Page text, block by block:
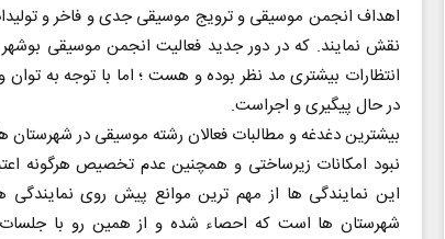
اهداف انجمن موسیقی و ترویج موسیقی جدی و فاخر و
نقش نمایند. که در دور جدید فعالیت انجمن موسیقی
انتظارات بیشتری مد نظر بوده و هست ؛ اما با توجه به
در حال پیگیری و اجراست.
بیشترین دغدغه و مطالبات فعالان رشته موسیقی در شهرستان
نبود امکانات زیرساختی و همچنین عدم تخصیص هرگونه
این نمایندگی ها از مهم ترین موانع پیش روی
شهرستان ها است که احصاء شده و از همین رو با